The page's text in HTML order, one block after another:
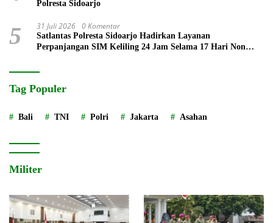
Polresta Sidoarjo
5 31 Juli 2026 0 Komentar
Satlantas Polresta Sidoarjo Hadirkan Layanan
Perpanjangan SIM Keliling 24 Jam Selama 17 Hari Non
Tag Populer
Bali TNI Polri Jakarta Asahan
Militer